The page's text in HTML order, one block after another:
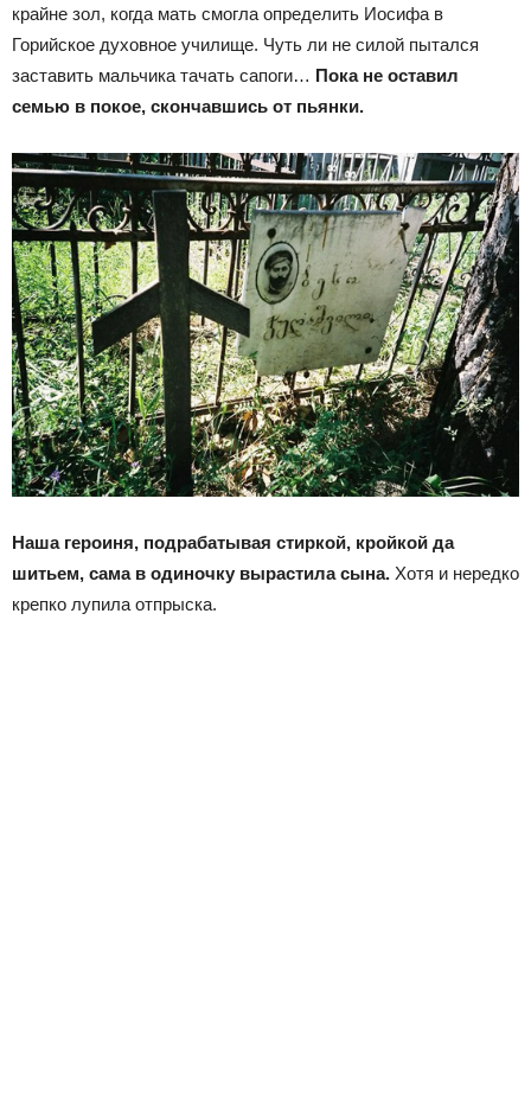
крайне зол, когда мать смогла определить Иосифа в
Горийское духовное училище. Чуть ли не силой пытался
заставить мальчика тачать сапоги… Пока не оставил
семью в покое, скончавшись от пьянки.
Наша героиня, подрабатывая стиркой, кройкой да
шитьем, сама в одиночку вырастила сына. Хотя и нередко
крепко лупила отпрыска.